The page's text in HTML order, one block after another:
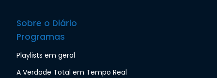
Sobre o Diário
Programas
Playlists em geral
A Verdade Total em Tempo Real